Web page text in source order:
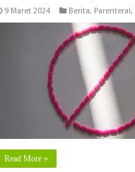
9 Maret 2024 Berita, Parenteral,
Read More »